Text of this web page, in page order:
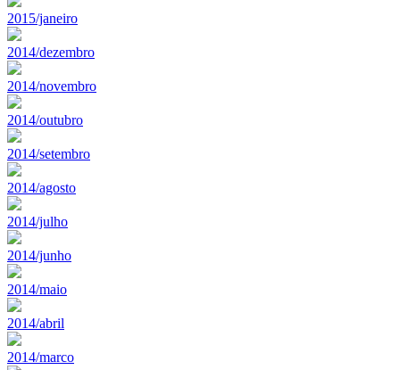
2015/janeiro
2014/dezembro
2014/novembro
2014/outubro
2014/setembro
2014/agosto
2014/julho
2014/junho
2014/maio
2014/abril
2014/marco